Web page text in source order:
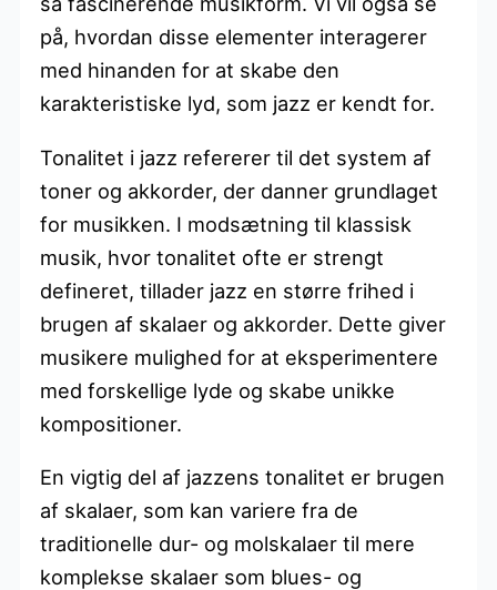
på, hvordan disse elementer interagerer
med hinanden for at skabe den
karakteristiske lyd, som jazz er kendt for.
Tonalitet i jazz refererer til det system af
toner og akkorder, der danner grundlaget
for musikken. I modsætning til klassisk
musik, hvor tonalitet ofte er strengt
defineret, tillader jazz en større frihed i
brugen af skalaer og akkorder. Dette giver
musikere mulighed for at eksperimentere
med forskellige lyde og skabe unikke
kompositioner.
En vigtig del af jazzens tonalitet er brugen
af skalaer, som kan variere fra de
traditionelle dur- og molskalaer til mere
komplekse skalaer som blues- og